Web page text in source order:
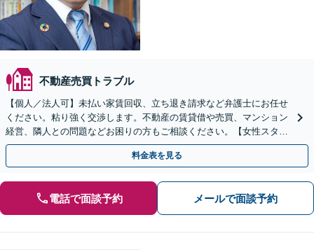
不動産売買トラブル
【個人／法人可】未払い家賃回収、立ち退き請求など弁護士にお任せ
ください。粘り強く交渉します。不動産の賃貸借や売買、マンション
経営、隣人との問題などお困りの方もご相談ください。【女性スタッ
フ在籍】
料金表を見る
電話で面談予約 メールで面談予約